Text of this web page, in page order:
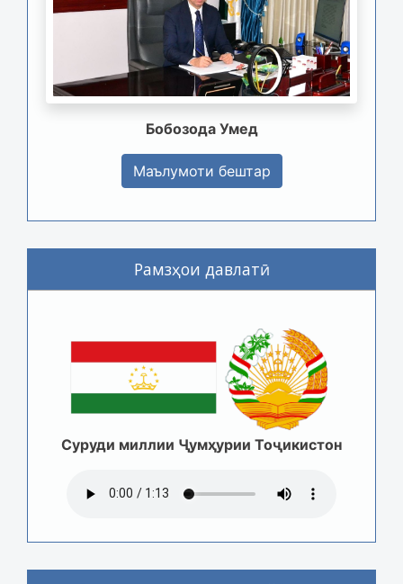
Бобозода Умед
Маълумоти бештар
Рамзҳои давлатӣ
Суруди миллии Ҷумҳурии Тоҷикистон